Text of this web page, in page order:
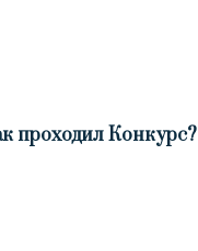
проходил Конкурс?